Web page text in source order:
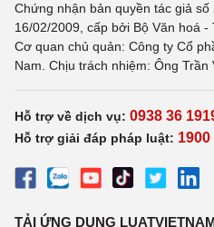
Chứng nhận bản quyền tác giả
16/02/2009, cấp bởi Bộ Văn hoá -
Cơ quan chủ quản: Công ty Cổ
Nam. Chịu trách nhiệm: Ông Trần
Hỗ trợ về dịch vụ: 0938 36
Hỗ trợ giải đáp pháp luật: 1900
TẢI ỨNG DỤNG